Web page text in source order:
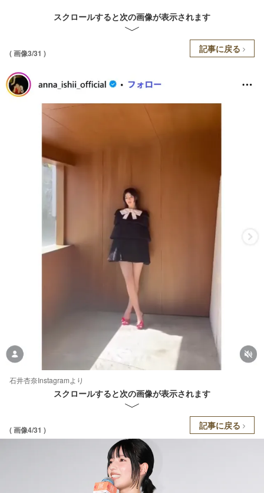
スクロールすると次の画像が表示されます
( 画像3/31 ) 記事に戻る
石井杏奈Instagramより
スクロールすると次の画像が表示されます
( 画像4/31 ) 記事に戻る